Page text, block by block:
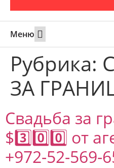
Меню
Рубрика:
ЗА
Свадьба за
$3️⃣0️⃣0️⃣ от
+972-52-569-